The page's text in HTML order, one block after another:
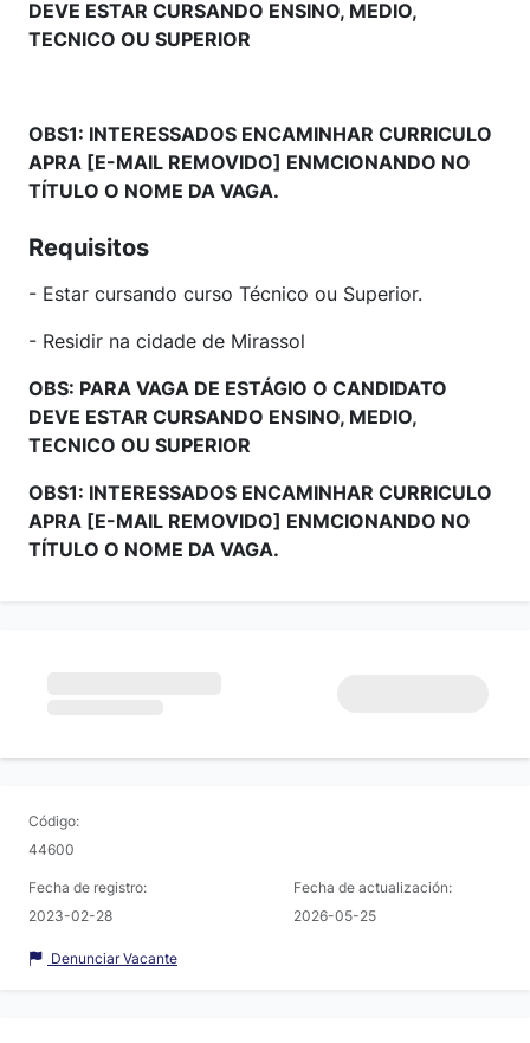
DEVE ESTAR CURSANDO ENSINO, MEDIO,
TECNICO OU SUPERIOR
OBS1: INTERESSADOS ENCAMINHAR CURRICULO
APRA [E-MAIL REMOVIDO] ENMCIONANDO NO
TÍTULO O NOME DA VAGA.
Requisitos
- Estar cursando curso Técnico ou Superior.
- Residir na cidade de Mirassol
OBS: PARA VAGA DE ESTÁGIO O CANDIDATO
DEVE ESTAR CURSANDO ENSINO, MEDIO,
TECNICO OU SUPERIOR
OBS1: INTERESSADOS ENCAMINHAR CURRICULO
APRA [E-MAIL REMOVIDO] ENMCIONANDO NO
TÍTULO O NOME DA VAGA.
Código:
44600
Fecha de registro:
2023-02-28
Fecha de actualización:
2026-05-25
Denunciar Vacante